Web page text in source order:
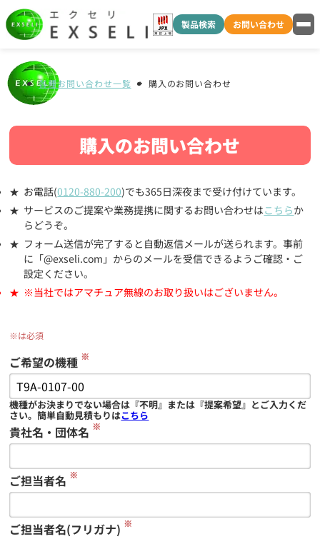
製品検索 お問い合わせ
各種お問い合わせ一覧 購入のお問い合わせ
購入のお問い合わせ
お電話(0120-880-200)でも365日深夜まで受け付けています。
サービスのご提案や業務提携に関するお問い合わせはこちらか
らどうぞ。
フォーム送信が完了すると自動返信メールが送られます。事前
に「@exseli.com」からのメールを受信できるようご確認・ご
設定ください。
※当社ではアマチュア無線のお取り扱いはございません。
※は必須
ご希望の機種 ※
機種がお決まりでない場合は『不明』または『提案希望』とご入力くだ
さい。簡単自動見積もりはこちら
貴社名・団体名 ※
ご担当者名 ※
ご担当者名(フリガナ) ※